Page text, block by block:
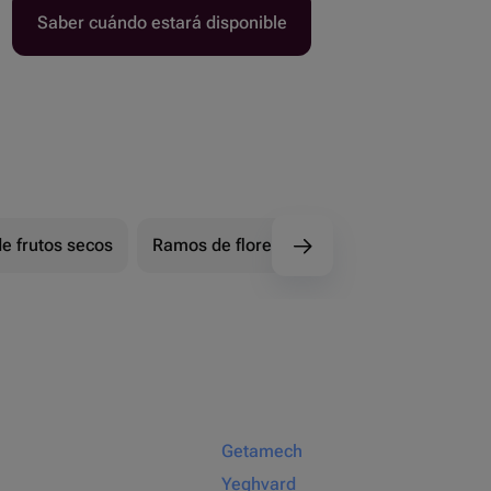
Saber cuándo estará disponible
frutos secos Ramos de flores de chocolate
Getamech
Yeghvard